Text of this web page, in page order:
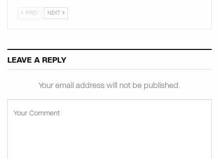
PREV NEXT
LEAVE A REPLY
Your email address will not be published.